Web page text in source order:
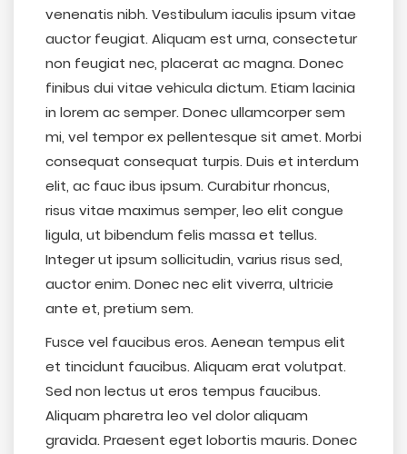
venenatis nibh. Vestibulum iaculis ipsum vitae
auctor feugiat. Aliquam est urna, consectetur
non feugiat nec, placerat ac magna. Donec
finibus dui vitae vehicula dictum. Etiam lacinia
in lorem ac semper. Donec ullamcorper sem
mi, vel tempor ex pellentesque sit amet. Morbi
consequat consequat turpis. Duis et interdum
elit, ac fauc ibus ipsum. Curabitur rhoncus,
risus vitae maximus semper, leo elit congue
ligula, ut bibendum felis massa et tellus.
Integer ut ipsum sollicitudin, varius risus sed,
auctor enim. Donec nec elit viverra, ultricie
ante et, pretium sem.
Fusce vel faucibus eros. Aenean tempus elit
et tincidunt faucibus. Aliquam erat volutpat.
Sed non lectus ut eros tempus faucibus.
Aliquam pharetra leo vel dolor aliquam
gravida. Praesent eget lobortis mauris. Donec